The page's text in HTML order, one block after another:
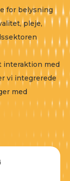
for belysning
pleje,
interaktion med
vi integrerede
med